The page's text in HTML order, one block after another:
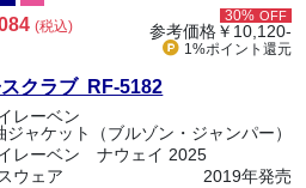
(税込)
30% OFF
参考価格￥10,120-
1%ポイント 還元
クラブ RF-5182
レーベン
ジャケット（ブルゾン・ジャンパー）
レーベン ナウェイ 2025
ウェア
2019年発売